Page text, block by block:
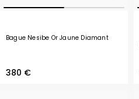
Bague Nesibe Or Jaune Diamant
380 €